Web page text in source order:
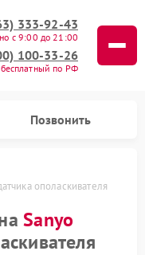
333-92-43
с 9:00 до 21:00
100-33-26
по РФ
Позвонить
ополаскивателя
Sanyo